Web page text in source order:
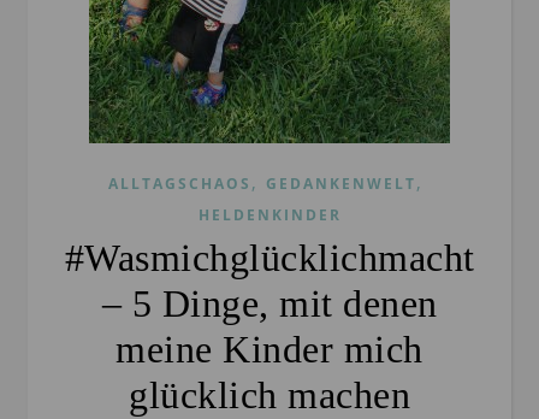
ALLTAGSCHAOS , GEDANKENWELT,
HELDENKINDER
#Wasmichglücklichmacht
– 5 Dinge, mit denen
meine Kinder mich
glücklich machen